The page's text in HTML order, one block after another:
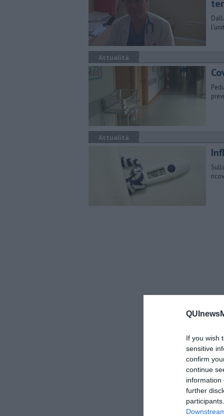
If you wish
sensitive
confirm
continue
information
further
Attualità
Attualità